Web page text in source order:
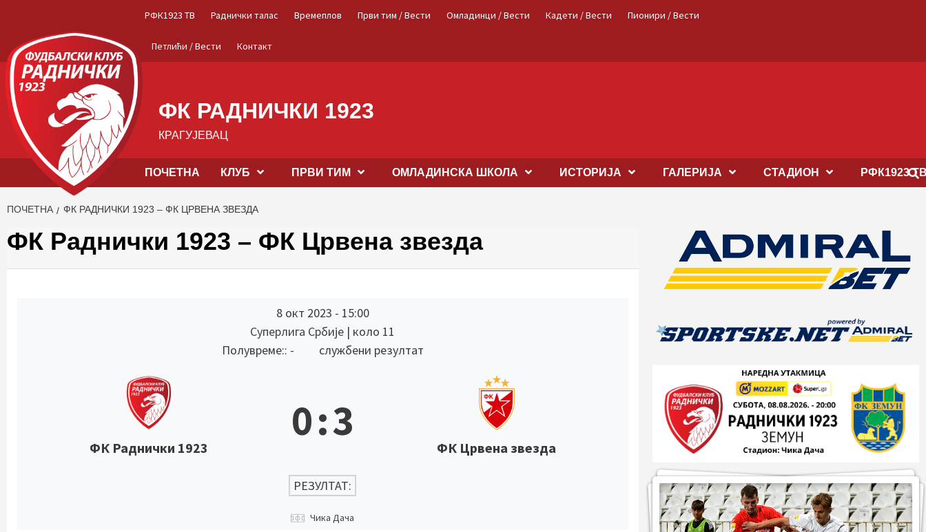
content
РФК1923 ТВ Раднички талас Времеплов Први тим / Вести Омладинци / Вести Кадети / Вести Пионири / Вести
Петлићи / Вести Контакт
ФК РАДНИЧКИ 1923
КРАГУЈЕВАЦ
ПОЧЕТНА КЛУБ ПРВИ ТИМ OМЛАДИНСКА ШКОЛА ИСТОРИЈА ГАЛЕРИЈА СТАДИОН РФК1923
ПОЧЕТНА ФК РАДНИЧКИ 1923 – ФК ЦРВЕНА ЗВЕЗДА
ФК Раднички 1923 – ФК Црвена звезда
8 окт 2023 - 15:00
Суперлига Србије | коло 11
Полувреме:: -
службени резултат
ФК Раднички 1923
0:3
ФК Црвена звезда
РЕЗУЛТАТ:
Чика Дача